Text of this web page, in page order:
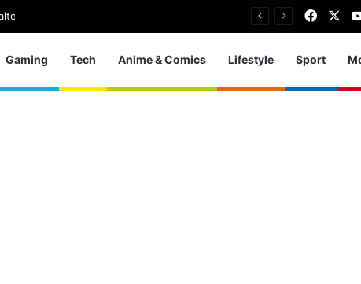
anche Cincinnati
Gaming Tech Anime & Comics Lifestyle Sport